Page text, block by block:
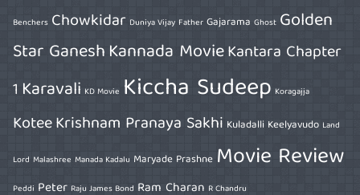
Benchers Chowkidar Duniya Vijay Father Gajarama Ghost Golden
Star GaneshKannada MovieKantara Chapter
1 Karavali KD Movie Kiccha Sudeep Koragajja
KoteeKrishnam Pranaya Sakhi Kuladalli Keelyavudo Land
Lord Malashree Manada Kadalu Maryade Prashne Movie Review
Peddi Peter Raju James Bond Ram Charan R Chandru